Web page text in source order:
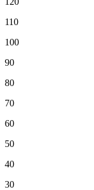
110
100
90
80
70
60
50
40
30